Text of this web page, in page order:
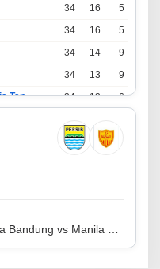
34 16 5
34 16 5
34 14 9
34 13 9
Persatuan Sepak Bola Indonesia Tangerang 34 13 6
34 11
34 8 10